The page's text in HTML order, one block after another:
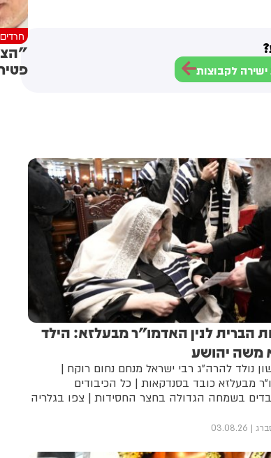
לקבוצות
הברית לנין האדמו"ר מבעלזא: הילד
משה יהושע
נולד להרה"ג רבי ישראל מנחם נחום רוקח |
מבעלזא כובד בסנדקאות | כל הכיבודים
בשמחה הגדולה בחצר החסידות | צפו בגלריה
03.08.26
חרדים